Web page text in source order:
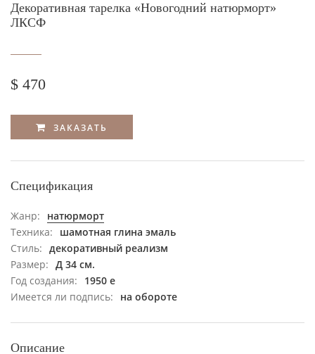
Декоративная тарелка «Новогодний натюрморт»
ЛКСФ
$ 470
ЗАКАЗАТЬ
Спецификация
Жанр:
натюрморт
Техника:
шамотная глина эмаль
Стиль: декоративный реализм
Размер: Д 34 см.
Год создания:
1950 е
Имеется ли подпись:
на обороте
Описание